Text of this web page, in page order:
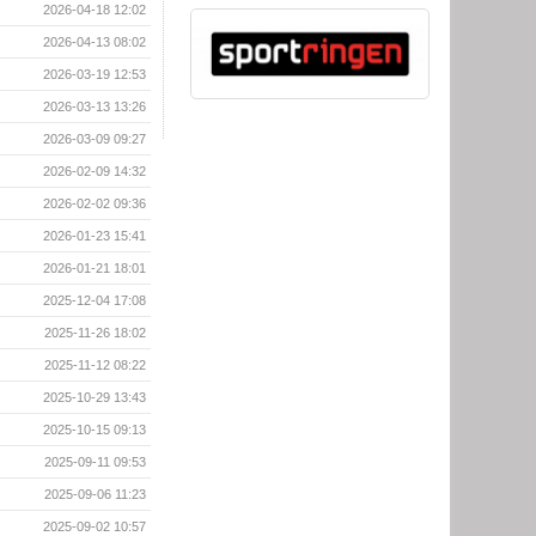
2026-04-18 12:02
2026-04-13 08:02
2026-03-19 12:53
2026-03-13 13:26
2026-03-09 09:27
2026-02-09 14:32
2026-02-02 09:36
2026-01-23 15:41
2026-01-21 18:01
2025-12-04 17:08
2025-11-26 18:02
2025-11-12 08:22
2025-10-29 13:43
2025-10-15 09:13
2025-09-11 09:53
2025-09-06 11:23
2025-09-02 10:57